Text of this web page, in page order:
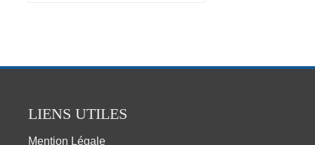
LIENS UTILES
Mention Légale